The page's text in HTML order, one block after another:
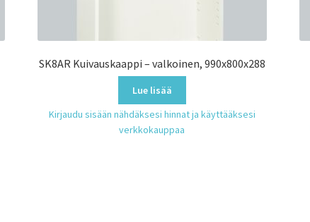
SK8AR Kuivauskaappi – valkoinen, 990x800x288
Lue lisää
Kirjaudu sisään nähdäksesi hinnat ja käyttääksesi
verkkokauppaa